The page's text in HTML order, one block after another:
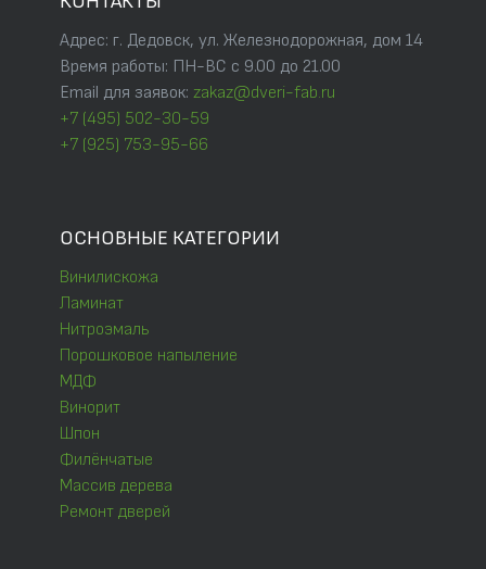
Адрес: г. Дедовск, ул. Железнодорожная, дом 14
Время работы: ПН-ВС с 9.00 до 21.00
Email для заявок: zakaz@dveri-fab.ru
+7 (495) 502-30-59
+7 (925) 753-95-66
ОСНОВНЫЕ КАТЕГОРИИ
Винилискожа
Ламинат
Нитроэмаль
Порошковое напыление
МДФ
Винорит
Шпон
Филёнчатые
Массив дерева
Ремонт дверей